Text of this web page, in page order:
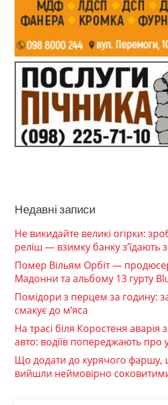
Недавні записи
Не викидайте великі огірки:
реліш — взимку банку з’їдають
Помер Вільям Орбіт —
Мадонни та альбому 13 гурту
Помідори з перцем за годину:
смакує до м’яса
На трасі біля Коростеня аварія
авто: водіїв попереджають про
Що додати до курячого фаршу,
вийшли неймовірно